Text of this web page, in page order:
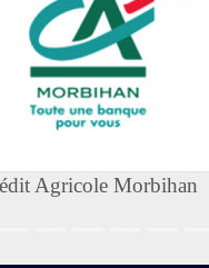
Agricole Morbihan